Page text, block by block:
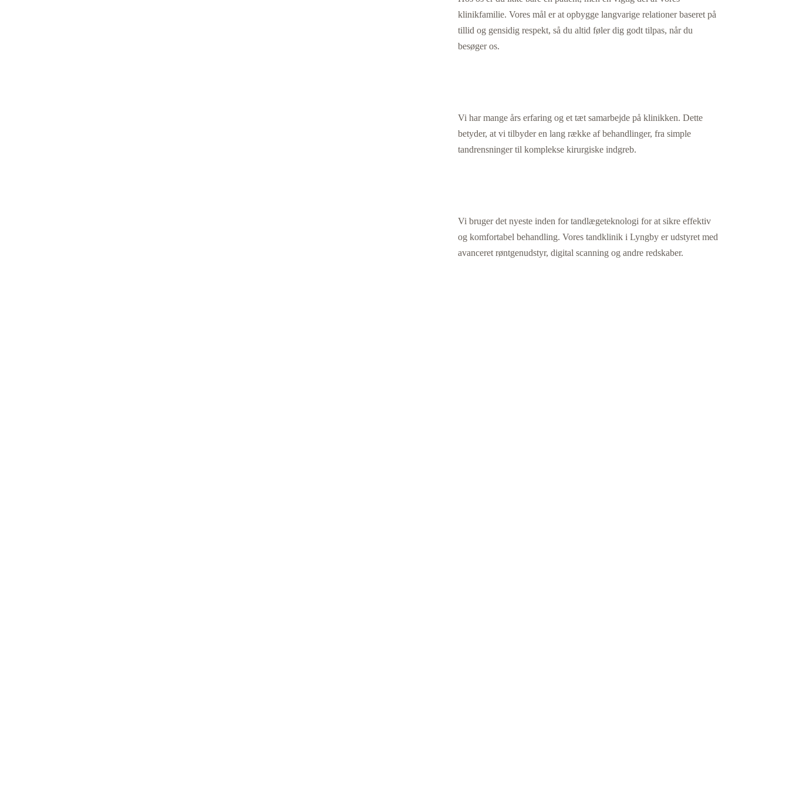
klinikfamilie. Vores mål er at opbygge langvarige relationer baseret på
tillid og gensidig respekt, så du altid føler dig godt tilpas, når du
besøger os.
Vi har mange års erfaring og et tæt samarbejde på klinikken. Dette
betyder, at vi tilbyder en lang række af behandlinger, fra simple
tandrensninger til komplekse kirurgiske indgreb.
Vi bruger det nyeste inden for tandlægeteknologi for at sikre effektiv
og komfortabel behandling. Vores tandklinik i Lyngby er udstyret med
avanceret røntgenudstyr, digital scanning og andre redskaber.